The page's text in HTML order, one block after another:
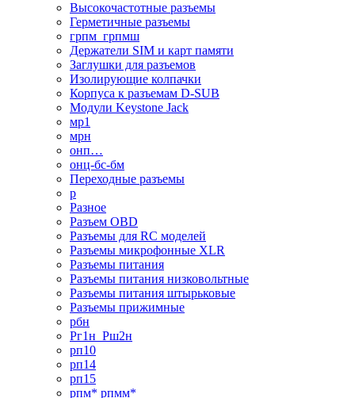
Высокочастотные разъемы
Герметичные разъемы
грпм_грпмш
Держатели SIM и карт памяти
Заглушки для разъемов
Изолирующие колпачки
Корпуса к разъемам D-SUB
Модули Keystone Jack
мр1
мрн
онп…
онц-бс-бм
Переходные разъемы
р
Разное
Разъем OBD
Разъемы для RC моделей
Разъемы микрофонные XLR
Разъемы питания
Разъемы питания низковольтные
Разъемы питания штырьковые
Разъемы прижимные
рбн
Рг1н_Рш2н
рп10
рп14
рп15
рпм* рпмм*